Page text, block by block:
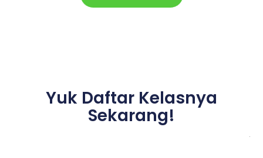
Yuk Daftar Kelasnya
Sekarang!